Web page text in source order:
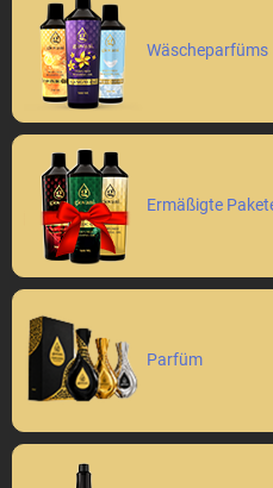
Wäscheparfüms
Ermäßigte
Parfüm